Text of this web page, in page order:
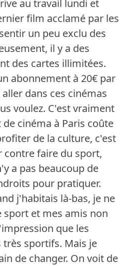
au travail lundi et
film acclamé par les
un peu exclu des
il y a des
des cartes illimitées.
abonnement à 20€ par
dans ces cinémas
voulez. C'est vraiment
cinéma à Paris coûte
de la culture, c'est
contre faire du sport,
a pas beaucoup de
pour pratiquer.
j'habitais là-bas, je ne
et mes amis non
que les
très sportifs. Mais je
de changer. On voit de